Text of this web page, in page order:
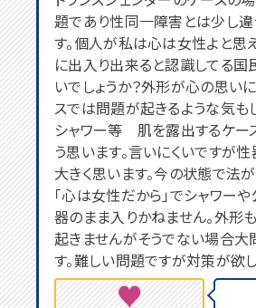
題であり性同一障害とは少し違
す。個人が私は心は女性よと思
に出入り出来ると認識してる
いでしょうか？外形が心の思い
スでは問題が起きるような気も
シャワー等 肌を露出するケー
う思います。言いにくいですが
大きく思います。今の状態で法
「心は女性だから」でシャワー
器のまま入りかねません。外形
起きませんがそうでない場合大
す。難しい問題ですが対策が欲